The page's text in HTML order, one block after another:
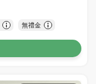
無禮金